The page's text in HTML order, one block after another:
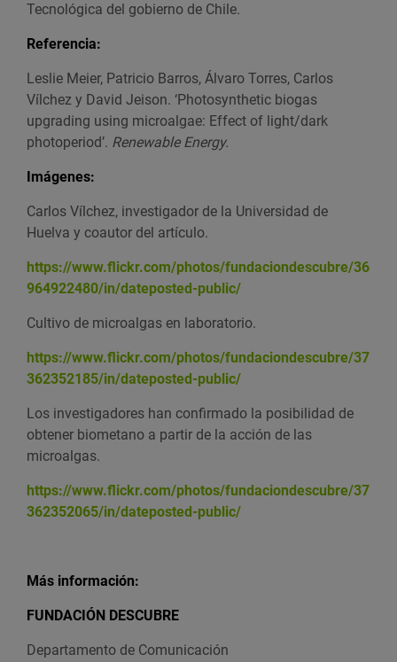
Tecnológica del gobierno de Chile.
Referencia:
Leslie Meier, Patricio Barros, Álvaro Torres, Carlos
Vílchez y David Jeison. ‘Photosynthetic biogas
upgrading using microalgae: Effect of light/dark
photoperiod’. Renewable Energy.
Imágenes:
Carlos Vílchez, investigador de la Universidad de
Huelva y coautor del artículo.
https://www.flickr.com/photos/fundaciondescubre/36
964922480/in/dateposted-public/
Cultivo de microalgas en laboratorio.
https://www.flickr.com/photos/fundaciondescubre/37
362352185/in/dateposted-public/
Los investigadores han confirmado la posibilidad de
obtener biometano a partir de la acción de las
microalgas.
https://www.flickr.com/photos/fundaciondescubre/37
362352065/in/dateposted-public/
Más información:
FUNDACIÓN DESCUBRE
Departamento de Comunicación